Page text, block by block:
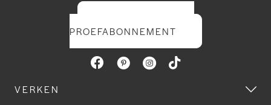
PROEFABONNEMENT
VERKEN